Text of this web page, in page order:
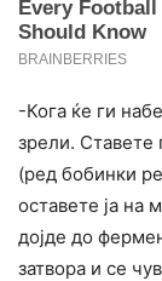
-Кога ќе ги
зрели. Ставете
(ред бобинки
оставете ја на
дојде до
затвора и се